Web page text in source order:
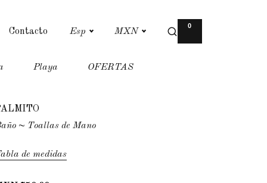
Contacto Esp MXN
0
Playa OFERTAS
~ Toallas de Mano
de medidas